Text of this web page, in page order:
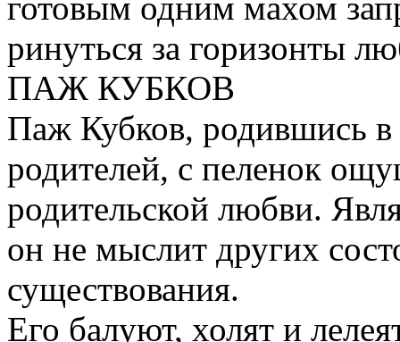
ринуться за горизонты
ПАЖ КУБКОВ
Паж Кубков, родившись
родителей, с пеленок
родительской любви.
он не мыслит других
существования.
Его балуют, холят и